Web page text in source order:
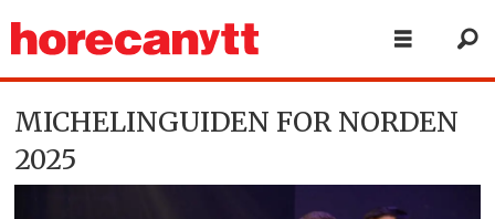
MICHELINGUIDEN FOR NORDEN
2025